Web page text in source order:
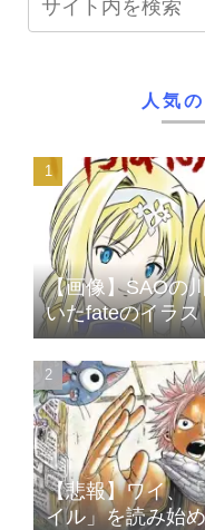
人気
【画像】SAOの
いたfateのイラス
ｗｗｗ
【悲報】ワイ、
イル」を読み始